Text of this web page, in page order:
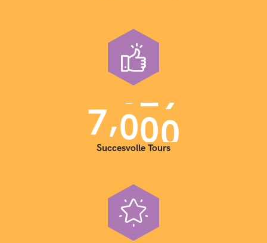
7,000
Succesvolle Tours